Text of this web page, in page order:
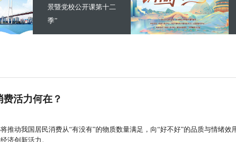
景暨党校公开课第十二
季”
活力何在？
推动我国居民消费从“有没有”的物质数量满足，向“好不好”的品质与情绪效
济创新活力。